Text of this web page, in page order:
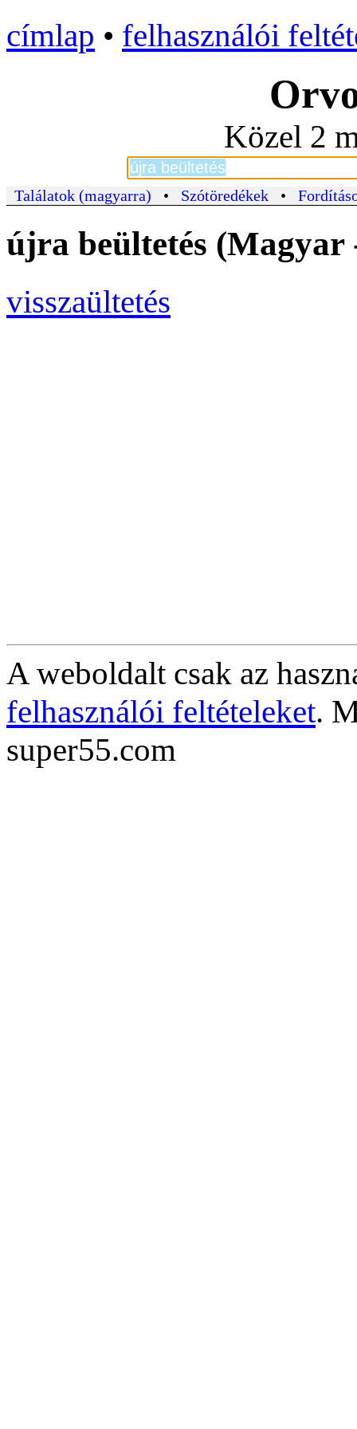
címlap • felhasználói
Közel 2
Találatok (magyarra) • Szótöredékek •
újra beültetés (Magyar
visszaültetés
A weboldalt csak az
felhasználói feltételeket.
super55.com